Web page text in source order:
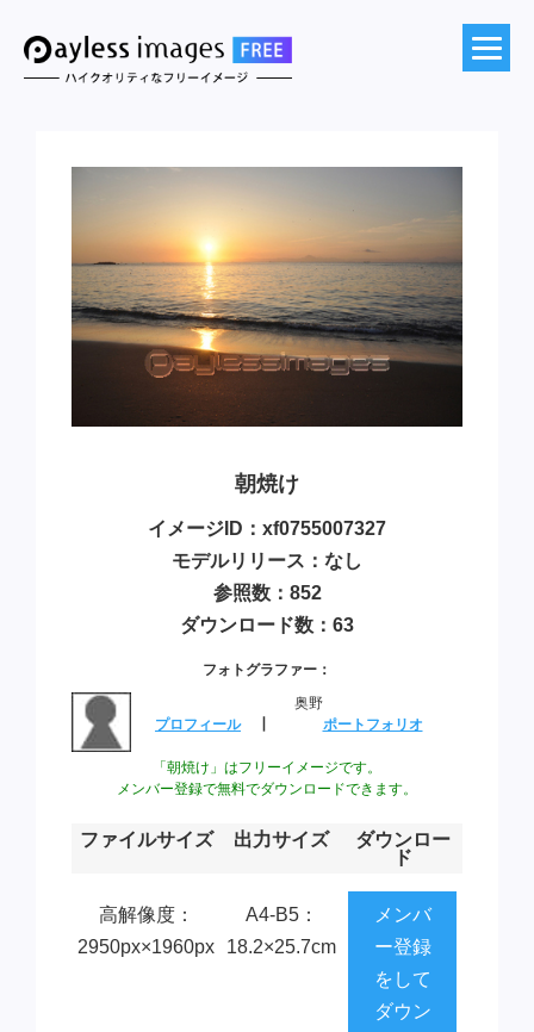
朝焼け
イメージID：xf0755007327
モデルリリース：なし
参照数：852
ダウンロード数：63
フォトグラファー：
奥野
プロフィール
ポートフォリオ
「朝焼け」はフリーイメージです。
メンバー登録で無料でダウンロードできます。
ファイルサイズ 出力サイズ
ダウンロー
ド
高解像度：
2950px×1960px
A4-B5：
18.2×25.7cm
メンバ
ー登録
をして
ダウン